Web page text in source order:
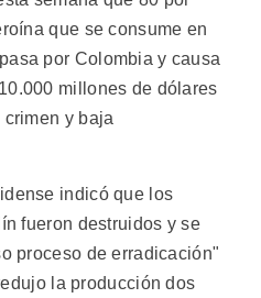
que se consume en
por Colombia y causa
millones de dólares
y baja
indicó que los
fueron destruidos y se
proceso de erradicación"
la producción dos